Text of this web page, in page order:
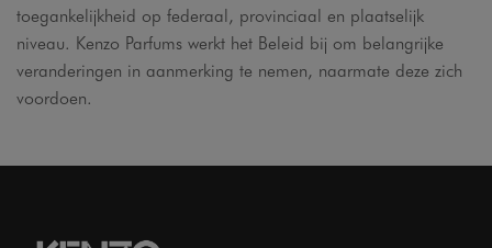
toegankelijkheid op federaal, provinciaal en plaatselijk
niveau. Kenzo Parfums werkt het Beleid bij om belangrijke
veranderingen in aanmerking te nemen, naarmate deze zich
voordoen.